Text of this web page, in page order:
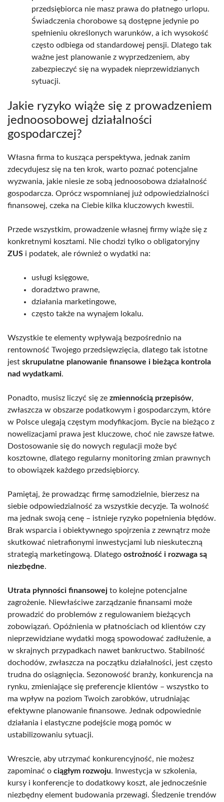
przedsiębiorca nie masz prawa do płatnego urlopu.
Świadczenia chorobowe są dostępne jedynie po
spełnieniu określonych warunków, a ich wysokość
często odbiega od standardowej pensji. Dlatego tak
ważne jest planowanie z wyprzedzeniem, aby
zabezpieczyć się na wypadek nieprzewidzianych
sytuacji.
Jakie ryzyko wiąże się z prowadzeniem
jednoosobowej działalności
gospodarczej?
Własna firma to kusząca perspektywa, jednak zanim
zdecydujesz się na ten krok, warto poznać potencjalne
wyzwania, jakie niesie ze sobą jednoosobowa działalność
gospodarcza. Oprócz wspomnianej już odpowiedzialności
finansowej, czeka na Ciebie kilka kluczowych kwestii.
Przede wszystkim, prowadzenie własnej firmy wiąże się z
konkretnymi kosztami. Nie chodzi tylko o obligatoryjny
ZUS i podatek, ale również o wydatki na:
usługi księgowe,
doradztwo prawne,
działania marketingowe,
często także na wynajem lokalu.
Wszystkie te elementy wpływają bezpośrednio na
rentowność Twojego przedsięwzięcia, dlatego tak istotne
jest skrupulatne planowanie finansowe i bieżąca kontrola
nad wydatkami.
Ponadto, musisz liczyć się ze zmiennością przepisów,
zwłaszcza w obszarze podatkowym i gospodarczym, które
w Polsce ulegają częstym modyfikacjom. Bycie na bieżąco z
nowelizacjami prawa jest kluczowe, choć nie zawsze łatwe.
Dostosowanie się do nowych regulacji może być
kosztowne, dlatego regularny monitoring zmian prawnych
to obowiązek każdego przedsiębiorcy.
Pamiętaj, że prowadząc firmę samodzielnie, bierzesz na
siebie odpowiedzialność za wszystkie decyzje. Ta wolność
ma jednak swoją cenę – istnieje ryzyko popełnienia błędów.
Brak wsparcia i obiektywnego spojrzenia z zewnątrz może
skutkować nietrafionymi inwestycjami lub nieskuteczną
strategią marketingową. Dlatego ostrożność i rozwaga są
niezbędne.
Utrata płynności finansowej to kolejne potencjalne
zagrożenie. Niewłaściwe zarządzanie finansami może
prowadzić do problemów z regulowaniem bieżących
zobowiązań. Opóźnienia w płatnościach od klientów czy
nieprzewidziane wydatki mogą spowodować zadłużenie, a
w skrajnych przypadkach nawet bankructwo. Stabilność
dochodów, zwłaszcza na początku działalności, jest często
trudna do osiągnięcia. Sezonowość branży, konkurencja na
rynku, zmieniające się preferencje klientów – wszystko to
ma wpływ na poziom Twoich zarobków, utrudniając
efektywne planowanie finansowe. Jednak odpowiednie
działania i elastyczne podejście mogą pomóc w
ustabilizowaniu sytuacji.
Wreszcie, aby utrzymać konkurencyjność, nie możesz
zapominać o ciągłym rozwoju. Inwestycja w szkolenia,
kursy i konferencje to dodatkowy koszt, ale jednocześnie
niezbędny element budowania przewagi. Śledzenie trendów